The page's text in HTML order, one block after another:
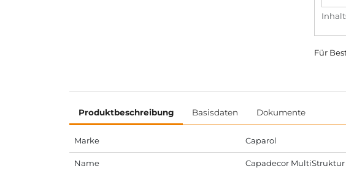
Für
Produktbeschreibung Basisdaten Dokumente
Marke Caparol
Name Capadecor MultiStruktur